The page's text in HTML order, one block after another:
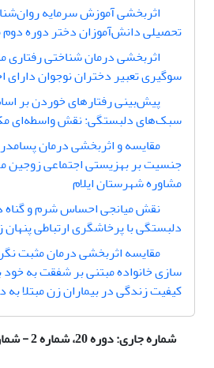
اثربخشی آموزش سرمایه
تحصیلی دانش‌آموزان دختر دوره
اثربخشی درمان شناختی رفتاری
سوگیری تعبیر دختران نوجوان دارای
پیش‌بینی رفتارهای خوردن بر
سبک‌های دلبستگی: نقش ‌واسطه‌ای
مقایسه و اثربخشی درمان
جنسیت بر بهزیستی اجتماعی زوجین
مشاوره شهرستان ایلام
نقش میانجی احساس شرم و
دلبستگی با پرخاشگری ارتباطی پنهان
مقایسه اثربخشی درمان مثبت
سازی خانواده مبتنی بر شفقت به خود
کیفیت زندگی در بیماران زن مبتلا به
شماره جاری:دوره 20، شماره 2 - شماره پیاپی 66، بهار 1405